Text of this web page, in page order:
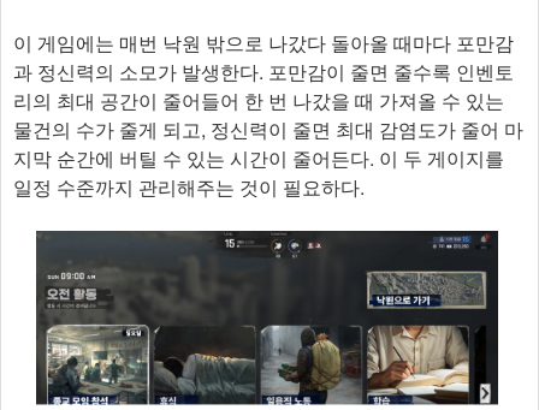
이 게임에는 매번 낙원 밖으로 나갔다 돌아올 때마다 포만감
과 정신력의 소모가 발생한다. 포만감이 줄면 줄수록 인벤토
리의 최대 공간이 줄어들어 한 번 나갔을 때 가져올 수 있는
물건의 수가 줄게 되고, 정신력이 줄면 최대 감염도가 줄어 마
지막 순간에 버틸 수 있는 시간이 줄어든다. 이 두 게이지를
일정 수준까지 관리해주는 것이 필요하다.